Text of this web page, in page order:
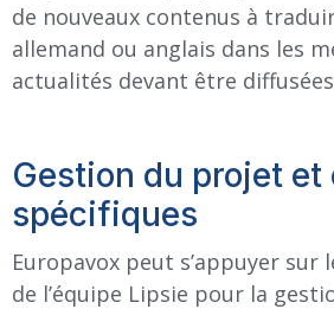
de nouveaux contenus à
allemand ou anglais dans les
actualités devant être
Gestion du projet
spécifiques
Europavox peut s’appuyer sur
de l’équipe Lipsie pour la